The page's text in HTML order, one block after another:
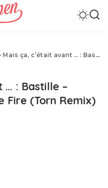
Mais ça, c’était avant … : Bastille – Things We Lost In The Fire (Torn Remix)
… : Bastille –
Fire (Torn Remix)